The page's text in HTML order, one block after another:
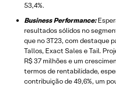
53,4%.
Business Performance:
resultados sólidos no
que no 3T23, com destaque
Tallos, Exact Sales e Tail.
R$ 37 milhões e um
termos de rentabilidade,
contribuição de 49,6%, um